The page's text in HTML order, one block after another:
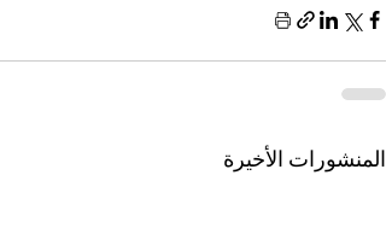
المنشورات الأخيرة